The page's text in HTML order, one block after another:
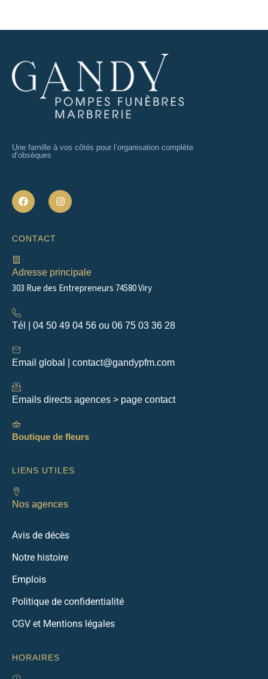
Une famille à vos côtés pour l’organisation complète
d’obsèques
F
a
c
b
o
I
n
s
m
CONTACT
Adresse principale
303 Rue des Entrepreneurs 74580 Viry
Tél | 04 50 49 04 56 ou 06 75 03 36 28
Email global | contact@gandypfm.com
Emails directs agences > page contact
Boutique de fleurs
LIENS UTILES
Nos agences
Avis de décès
Notre histoire
Emplois
Politique de confidentialité
CGV et Mentions légales
HORAIRES